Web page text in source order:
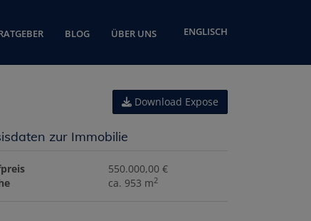
BLOG ÜBER UNS ENGLISCH
Download Expose
zur Immobilie
550.000,00 €
ca. 953 m2